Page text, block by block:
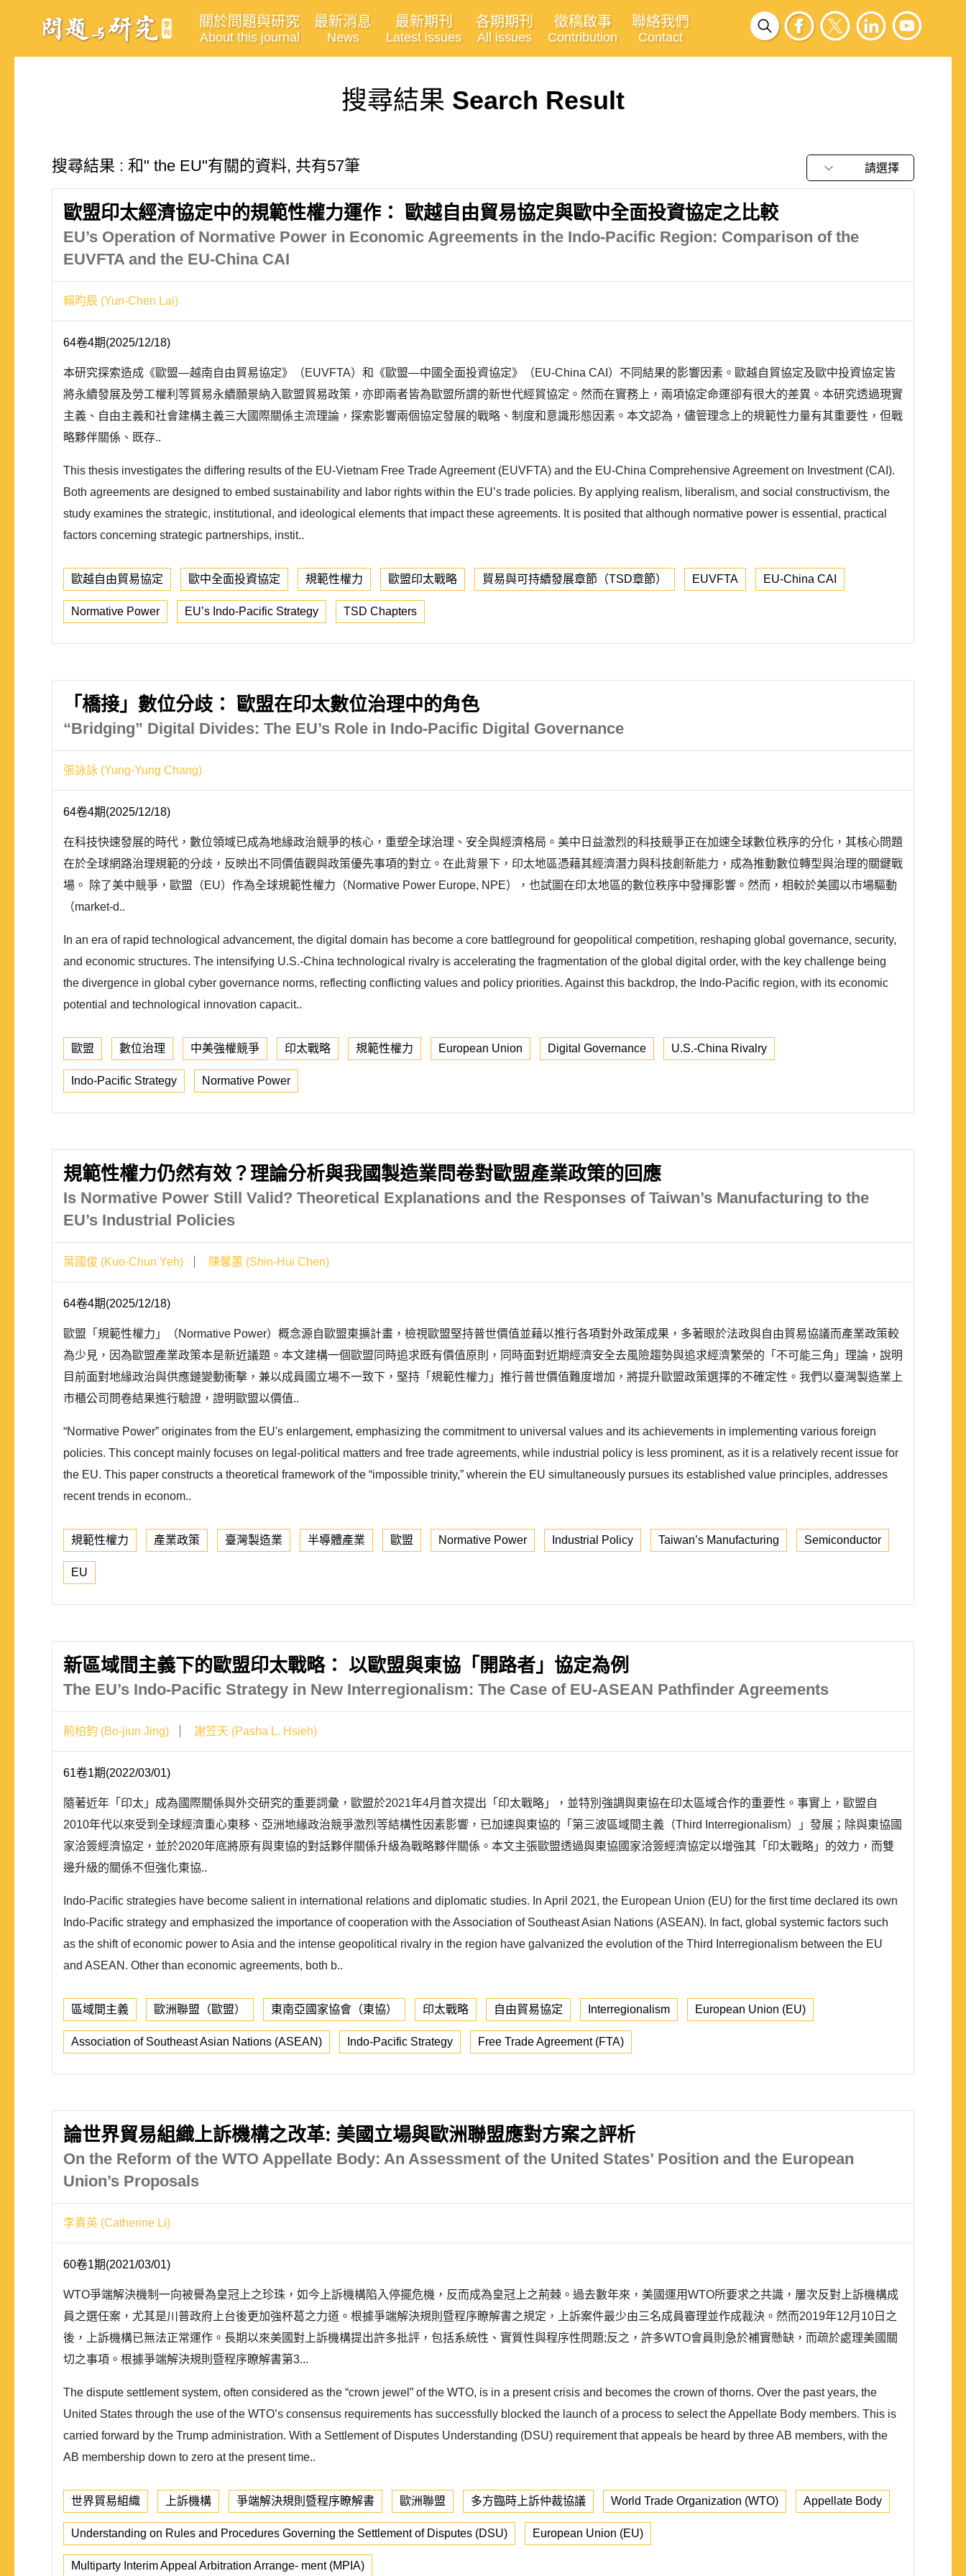
關於問題與研究
About this journal
最新消息
News
最新期刊
Latest issues
各期期刊
All issues
徵稿啟事
Contribution
聯絡我們
Contact
搜尋結果 Search Result
搜尋結果 : 和" the EU"有關的資料, 共有57筆 請選擇
歐盟印太經濟協定中的規範性權力運作： 歐越自由貿易協定與歐中全面投資協定之比較
EU’s Operation of Normative Power in Economic Agreements in the Indo-Pacific Region: Comparison of the
EUVFTA and the EU-China CAI
賴昀辰 (Yun-Chen Lai)
64卷4期(2025/12/18)
本研究探索造成《歐盟—越南自由貿易協定》（EUVFTA）和《歐盟—中國全面投資協定》（EU-China CAI）不同結果的影響因素。歐越自貿協定及歐中投資協定皆
將永續發展及勞工權利等貿易永續願景納入歐盟貿易政策，亦即兩者皆為歐盟所謂的新世代經貿協定。然而在實務上，兩項協定命運卻有很大的差異。本研究透過現實
主義、自由主義和社會建構主義三大國際關係主流理論，探索影響兩個協定發展的戰略、制度和意識形態因素。本文認為，儘管理念上的規範性力量有其重要性，但戰
略夥伴關係、既存..
This thesis investigates the differing results of the EU-Vietnam Free Trade Agreement (EUVFTA) and the EU-China Comprehensive Agreement on Investment (CAI).
Both agreements are designed to embed sustainability and labor rights within the EU’s trade policies. By applying realism, liberalism, and social constructivism, the
study examines the strategic, institutional, and ideological elements that impact these agreements. It is posited that although normative power is essential, practical
factors concerning strategic partnerships, instit..
歐越自由貿易協定 歐中全面投資協定 規範性權力 歐盟印太戰略 貿易與可持續發展章節（TSD章節） EUVFTA EU-China CAI
Normative Power EU’s Indo-Pacific Strategy TSD Chapters
「橋接」數位分歧： 歐盟在印太數位治理中的角色
“Bridging” Digital Divides: The EU’s Role in Indo-Pacific Digital Governance
張詠詠 (Yung-Yung Chang)
64卷4期(2025/12/18)
在科技快速發展的時代，數位領域已成為地緣政治競爭的核心，重塑全球治理、安全與經濟格局。美中日益激烈的科技競爭正在加速全球數位秩序的分化，其核心問題
在於全球網路治理規範的分歧，反映出不同價值觀與政策優先事項的對立。在此背景下，印太地區憑藉其經濟潛力與科技創新能力，成為推動數位轉型與治理的關鍵戰
場。 除了美中競爭，歐盟（EU）作為全球規範性權力（Normative Power Europe, NPE），也試圖在印太地區的數位秩序中發揮影響。然而，相較於美國以市場驅動
（market-d..
In an era of rapid technological advancement, the digital domain has become a core battleground for geopolitical competition, reshaping global governance, security,
and economic structures. The intensifying U.S.-China technological rivalry is accelerating the fragmentation of the global digital order, with the key challenge being
the divergence in global cyber governance norms, reflecting conflicting values and policy priorities. Against this backdrop, the Indo-Pacific region, with its economic
potential and technological innovation capacit..
歐盟 數位治理 中美強權競爭 印太戰略 規範性權力 European Union Digital Governance U.S.-China Rivalry
Indo-Pacific Strategy Normative Power
規範性權力仍然有效？理論分析與我國製造業問卷對歐盟產業政策的回應
Is Normative Power Still Valid? Theoretical Explanations and the Responses of Taiwan’s Manufacturing to the
EU’s Industrial Policies
葉國俊 (Kuo-Chun Yeh) 陳馨蕙 (Shin-Hui Chen)
64卷4期(2025/12/18)
歐盟「規範性權力」（Normative Power）概念源自歐盟東擴計畫，檢視歐盟堅持普世價值並藉以推行各項對外政策成果，多著眼於法政與自由貿易協議而產業政策較
為少見，因為歐盟產業政策本是新近議題。本文建構一個歐盟同時追求既有價值原則，同時面對近期經濟安全去風險趨勢與追求經濟繁榮的「不可能三角」理論，說明
目前面對地緣政治與供應鏈變動衝擊，兼以成員國立場不一致下，堅持「規範性權力」推行普世價值難度增加，將提升歐盟政策選擇的不確定性。我們以臺灣製造業上
市櫃公司問卷結果進行驗證，證明歐盟以價值..
“Normative Power” originates from the EU's enlargement, emphasizing the commitment to universal values and its achievements in implementing various foreign
policies. This concept mainly focuses on legal-political matters and free trade agreements, while industrial policy is less prominent, as it is a relatively recent issue for
the EU. This paper constructs a theoretical framework of the “impossible trinity,” wherein the EU simultaneously pursues its established value principles, addresses
recent trends in econom..
規範性權力 產業政策 臺灣製造業 半導體產業 歐盟 Normative Power Industrial Policy Taiwan’s Manufacturing Semiconductor
EU
新區域間主義下的歐盟印太戰略： 以歐盟與東協「開路者」協定為例
The EU’s Indo-Pacific Strategy in New Interregionalism: The Case of EU-ASEAN Pathfinder Agreements
荊柏鈞 (Bo-jiun Jing) 謝笠天 (Pasha L. Hsieh)
61卷1期(2022/03/01)
隨著近年「印太」成為國際關係與外交研究的重要詞彙，歐盟於2021年4月首次提出「印太戰略」，並特別強調與東協在印太區域合作的重要性。事實上，歐盟自
2010年代以來受到全球經濟重心東移、亞洲地緣政治競爭激烈等結構性因素影響，已加速與東協的「第三波區域間主義（Third Interregionalism）」發展；除與東協國
家洽簽經濟協定，並於2020年底將原有與東協的對話夥伴關係升級為戰略夥伴關係。本文主張歐盟透過與東協國家洽簽經濟協定以增強其「印太戰略」的效力，而雙
邊升級的關係不但強化東協..
Indo-Pacific strategies have become salient in international relations and diplomatic studies. In April 2021, the European Union (EU) for the first time declared its own
Indo-Pacific strategy and emphasized the importance of cooperation with the Association of Southeast Asian Nations (ASEAN). In fact, global systemic factors such
as the shift of economic power to Asia and the intense geopolitical rivalry in the region have galvanized the evolution of the Third Interregionalism between the EU
and ASEAN. Other than economic agreements, both b..
區域間主義 歐洲聯盟（歐盟） 東南亞國家協會（東協） 印太戰略 自由貿易協定 Interregionalism European Union (EU)
Association of Southeast Asian Nations (ASEAN) Indo-Pacific Strategy Free Trade Agreement (FTA)
論世界貿易組織上訴機構之改革: 美國立場與歐洲聯盟應對方案之評析
On the Reform of the WTO Appellate Body: An Assessment of the United States’ Position and the European
Union’s Proposals
李貴英 (Catherine Li)
60卷1期(2021/03/01)
WTO爭端解決機制一向被譽為皇冠上之珍珠，如今上訴機構陷入停擺危機，反而成為皇冠上之荊棘。過去數年來，美國運用WTO所要求之共識，屢次反對上訴機構成
員之選任案，尤其是川普政府上台後更加強杯葛之力道。根據爭端解決規則暨程序瞭解書之規定，上訴案件最少由三名成員審理並作成裁決。然而2019年12月10日之
後，上訴機構已無法正常運作。長期以來美國對上訴機構提出許多批評，包括系統性、實質性與程序性問題;反之，許多WTO會員則急於補實懸缺，而疏於處理美國關
切之事項。根據爭端解決規則暨程序瞭解書第3...
The dispute settlement system, often considered as the “crown jewel” of the WTO, is in a present crisis and becomes the crown of thorns. Over the past years, the
United States through the use of the WTO’s consensus requirements has successfully blocked the launch of a process to select the Appellate Body members. This is
carried forward by the Trump administration. With a Settlement of Disputes Understanding (DSU) requirement that appeals be heard by three AB members, with the
AB membership down to zero at the present time..
世界貿易組織 上訴機構 爭端解決規則暨程序瞭解書 歐洲聯盟 多方臨時上訴仲裁協議 World Trade Organization (WTO) Appellate Body
Understanding on Rules and Procedures Governing the Settlement of Disputes (DSU) European Union (EU)
Multiparty Interim Appeal Arbitration Arrange- ment (MPIA)